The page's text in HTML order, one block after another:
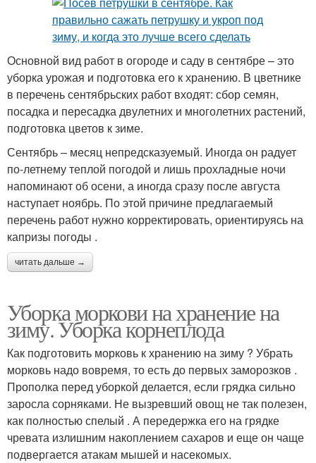
Основной вид работ в огороде и саду в сентябре – это
уборка урожая и подготовка его к хранению. В цветнике
в перечень сентябрьских работ входят: сбор семян,
посадка и пересадка двулетних и многолетних растений,
подготовка цветов к зиме.
Сентябрь – месяц непредсказуемый. Иногда он радует
по-летнему теплой погодой и лишь прохладные ночи
напоминают об осени, а иногда сразу после августа
наступает ноябрь. По этой причине предлагаемый
перечень работ нужно корректировать, ориентируясь на
капризы погоды .
читать дальше →
Уборка моркови на хранение на
зиму. Уборка корнеплода
Как подготовить морковь к хранению на зиму ? Убрать
морковь надо вовремя, то есть до первых заморозков .
Прополка перед уборкой делается, если грядка сильно
заросла сорняками. Не вызревший овощ не так полезен,
как полностью спелый . А передержка его на грядке
чревата излишним накоплением сахаров и еще он чаще
подвергается атакам мышей и насекомых.